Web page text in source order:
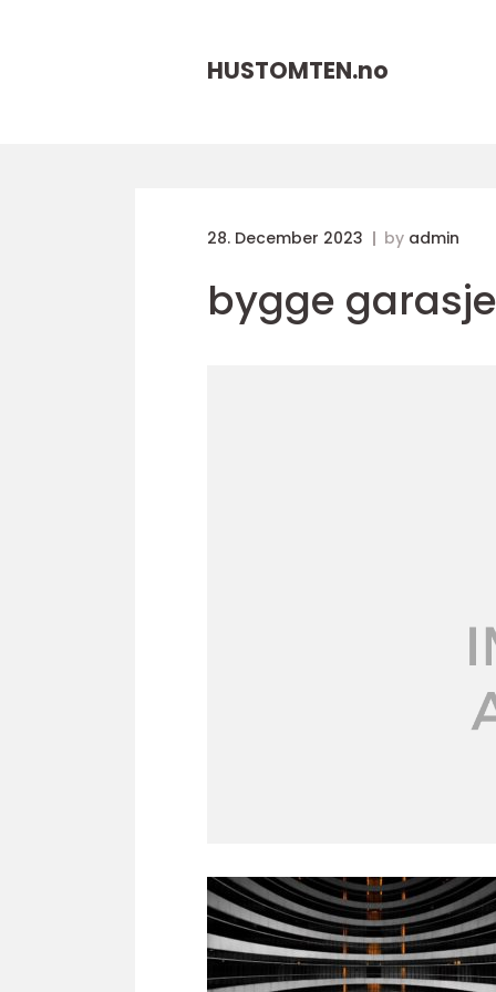
HUSTOMTEN.no
28. December 2023 by admin
bygge